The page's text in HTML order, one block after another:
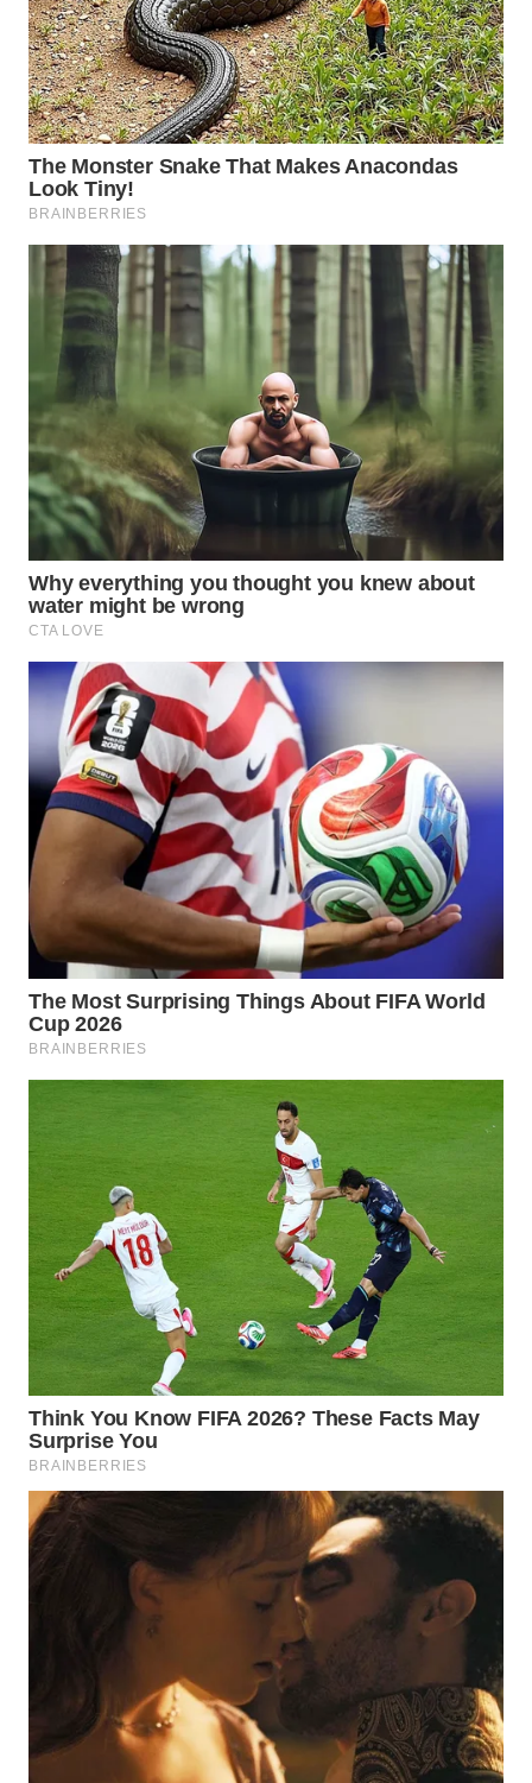
WN
NIAS
WN
LANGKAT
TAPANULI
SELATAN
TANJUNG
LESUNG
WN
KARO
WN
SIMALUNGUN
WN
WN
TAPANULI
TENGAH
WN DELI
SERDANG
WN
TEBING
TINGGI
WN
PAKPAK
WN
BEKASI
WN
BOGOR
WN
DEPOK
WN
TAPANULI
UTARA
LAWAS